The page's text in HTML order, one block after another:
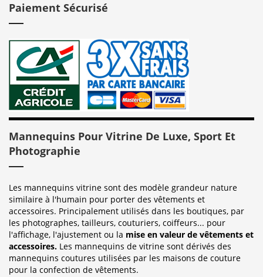
Paiement Sécurisé
Mannequins Pour Vitrine De Luxe, Sport Et
Photographie
Les mannequins vitrine sont des modèle grandeur nature
similaire à l'humain pour porter des vêtements et
accessoires. Principalement utilisés dans les boutiques, par
les photographes, tailleurs, couturiers, coiffeurs... pour
l'affichage, l'ajustement ou la mise en valeur de vêtements et
accessoires. Les mannequins de vitrine sont dérivés des
mannequins coutures utilisées par les maisons de couture
pour la confection de vêtements.